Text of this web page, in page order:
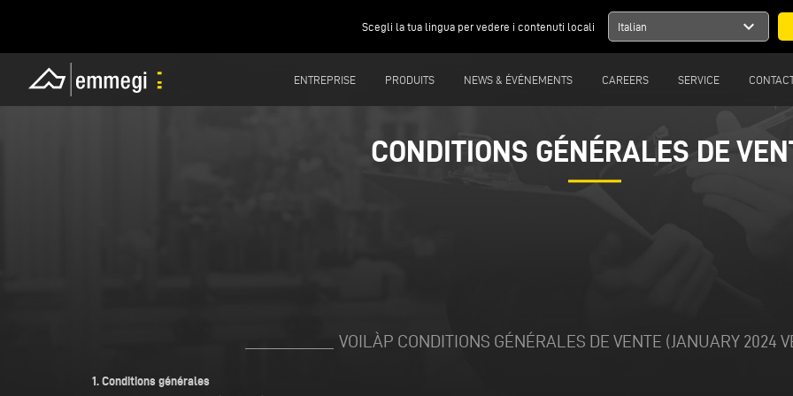
Scegli la tua lingua per vedere i contenuti locali Italian expand_more
ENTREPRISE PRODUITS NEWS & ÉVÉNEMENTS CAREERS SERVICE
CONDITIONS GÉNÉRALES DE
VOILÀP CONDITIONS GÉNÉRALES DE VENTE (JANUARY 2024
1. Conditions générales